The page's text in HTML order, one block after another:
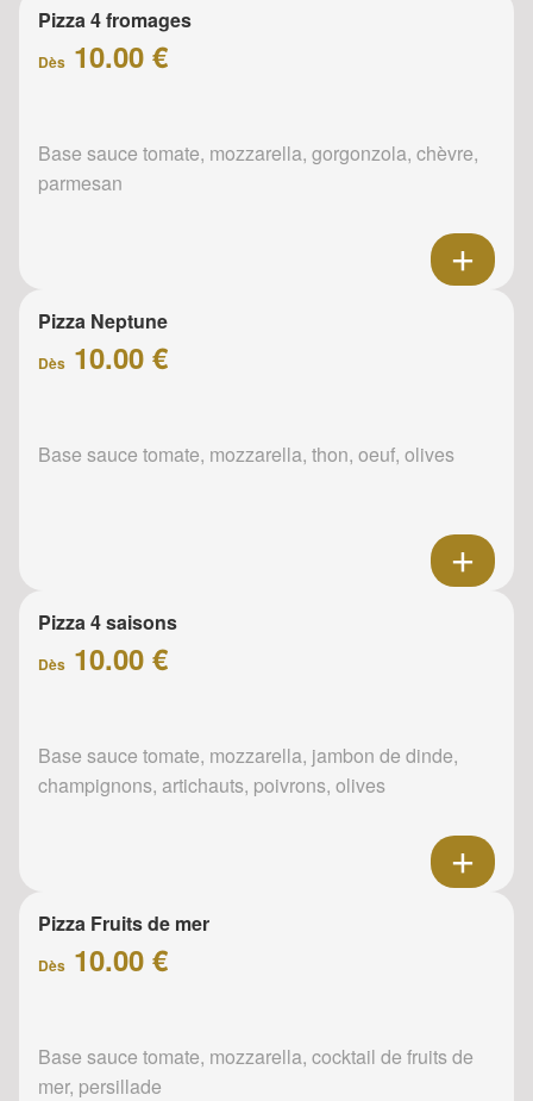
Pizza 4 fromages
Dès 10.00 €
Base sauce tomate, mozzarella, gorgonzola, chèvre,
parmesan
Pizza Neptune
Dès 10.00 €
Base sauce tomate, mozzarella, thon, oeuf, olives
Pizza 4 saisons
Dès 10.00 €
Base sauce tomate, mozzarella, jambon de dinde,
champignons, artichauts, poivrons, olives
Pizza Fruits de mer
Dès 10.00 €
Base sauce tomate, mozzarella, cocktail de fruits de
mer, persillade